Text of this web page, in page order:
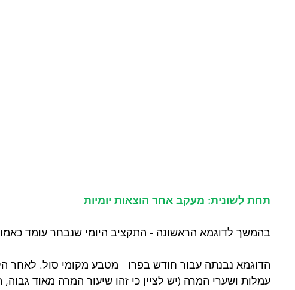
תחת לשונית: מעקב אחר הוצאות יומיות
בהמשך לדוגמא הראשונה - התקציב היומי שנבחר עומד כאמור על 500 ש"ח